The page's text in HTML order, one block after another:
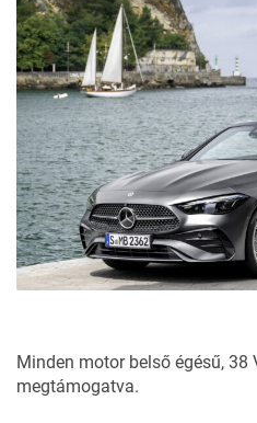
Ami a futóművet illeti,
Comfort felfüggesztés, de
hangolású, illetve adaptív
menetviszonyok, az
függvényében, kerekenként
összehangolva a motor, a
beállításaival. Két alapvető
sportos) választható.